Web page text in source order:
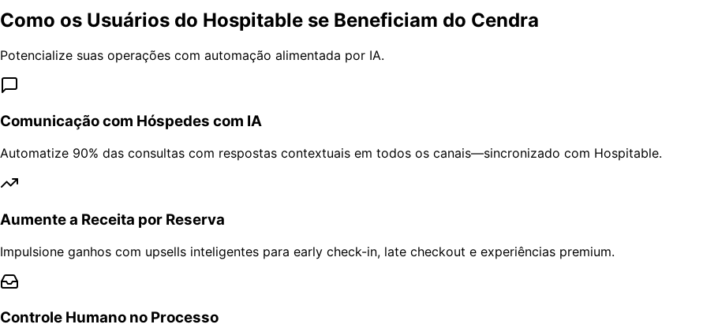
Como os Usuários do Hospitable se Beneficiam do Cendra
Potencialize suas operações com automação alimentada por IA.
Comunicação com Hóspedes com IA
Automatize 90% das consultas com respostas contextuais em todos os canais—sincronizado com Hospitable.
Aumente a Receita por Reserva
Impulsione ganhos com upsells inteligentes para early check-in, late checkout e experiências premium.
Controle Humano no Processo